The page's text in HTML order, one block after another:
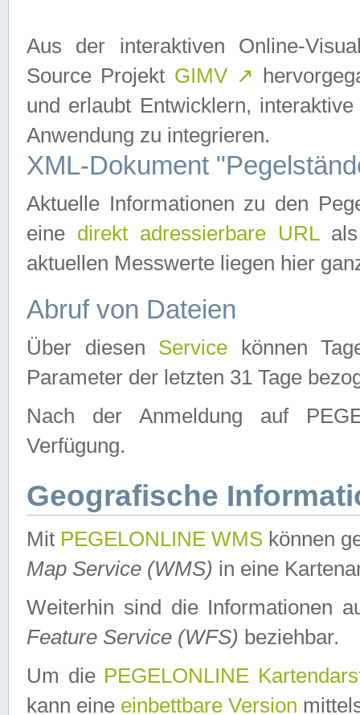
Aus der interaktiven Online-
Source Projekt GIMV ↗
und erlaubt Entwicklern,
Anwendung zu integrieren.
XML-Dokument
Aktuelle Informationen zu den
eine direkt adressierbare URLals
aktuellen Messwerte liegen hier
Abruf von Dateien
Über diesen Service können
Parameter der letzten 31 Tage
Nach der Anmeldung auf
Verfügung.
Geografische
Mit PEGELONLINE WMS können
Map Service (WMS) in eine
Weiterhin sind die Informationen
Feature Service (WFS) beziehbar.
Um die PEGELONLINE
kann eine einbettbare Version